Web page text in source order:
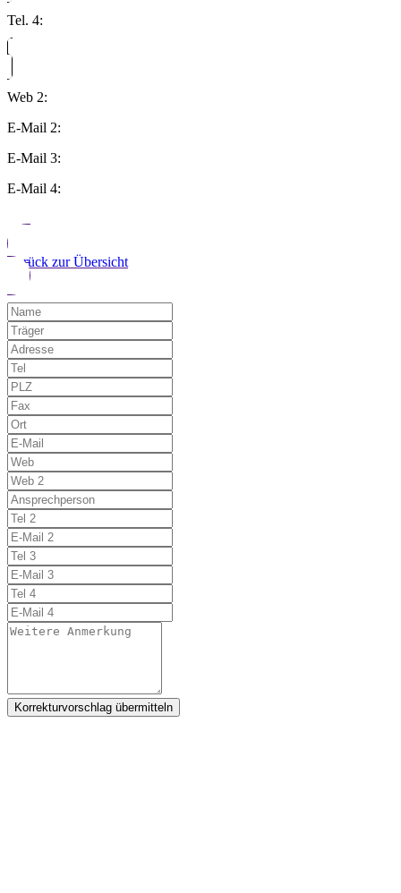
Tel. 4:
Web 2:
E-Mail 2:
E-Mail 3:
E-Mail 4:
Zurück zur Übersicht
Korrekturvorschlag übermitteln